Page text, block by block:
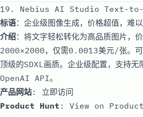
19. Nebius AI Studio Text-to-
标语：企业级图像生成，价格超值，难以
介绍：将文字轻松转化为高品质图片，
2000×2000，仅需0.0013美元/张。
顶级的SDXL画质。企业级配置，支持无
OpenAI API。
产品网站: 立即访问
Product Hunt : View on